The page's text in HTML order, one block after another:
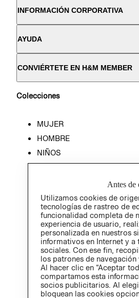
INFORMACIÓN CORPORATIVA
AYUDA
CONVIÉRTETE EN H&M MEMBER
Colecciones
MUJER
HOMBRE
NIÑOS
Antes de
Utilizamos cookies de
tecnologías de rastreo de
funcionalidad completa de
experiencia de usuario,
personalizada en nuestros
informativos en Internet y
sociales. Con ese fin,
los patrones de navegación
Al hacer clic en “Aceptar
compartamos esta
socios publicitarios. Al
bloquean las cookies